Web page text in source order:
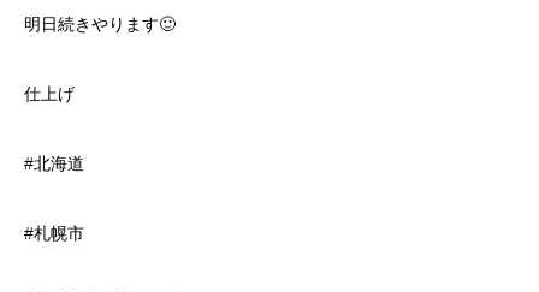
明日続きやります🙂
仕上げ
#北海道
#札幌市